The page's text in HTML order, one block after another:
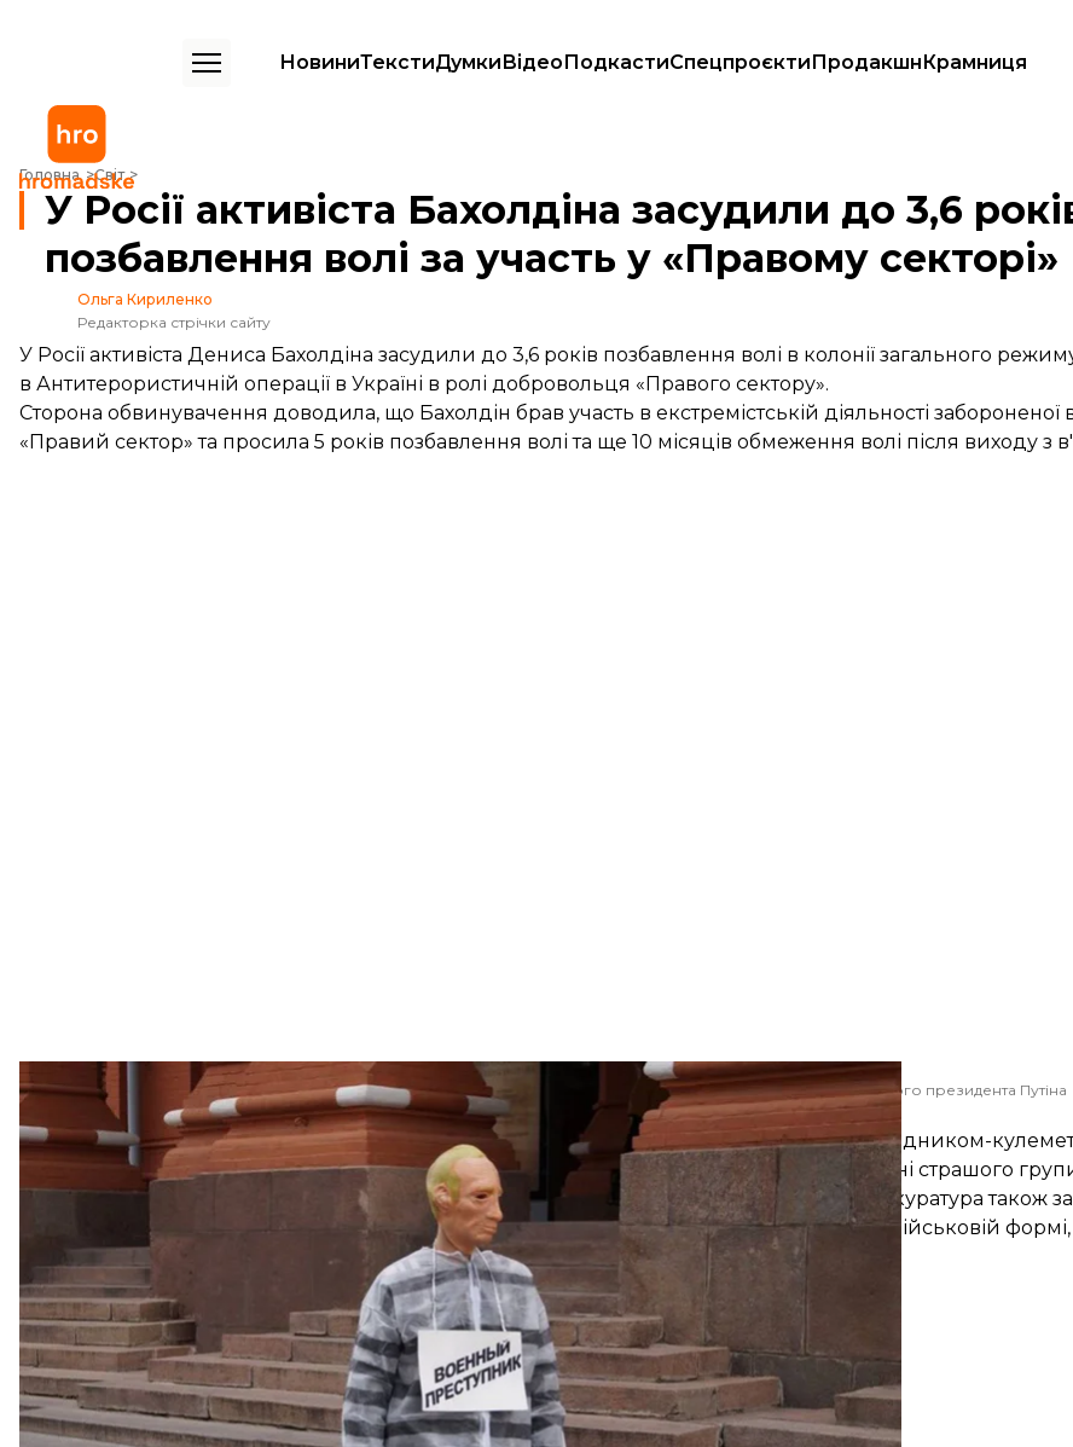
НовиниТекстиДумкиВідеоПодкастиСпецпроєктиПродакшнКрамниця
Головна Світ
У Росії активіста Бахолдіна засудили до 3,6 років позбавлення волі за участь у «Правому секторі»
У Росії активіста Бахолдіна засудили до 3,6
позбавлення волі за участь у «Правому секторі»
Ольга Кириленко
Редакторка стрічки сайту
У Росії активіста Дениса Бахолдіна засудили до 3,6 років позбавлення волі в колонії загального
в Антитерористичній операції в Україні в ролі добровольця «Правого сектору».
Сторона обвинувачення доводила, що Бахолдін брав участь в екстремістській діяльності забороненої в
«Правий сектор» та просила 5 років позбавлення волі та ще 10 місяців обмеження волі після виходу з
Перформанс Бахолдіна у Москві 7 жовтня 2014 року в день народження російського президента Путіна
openrussia.org
Обвинувачення спиралося на свідчення секретного свідка, який заявив, що був розвідником-
видання Карспаров.ru. За словами секретного свідка, він упізнав у Бахолдіні страшого
нібито на одному із завдань підняв балаклаву так, щоб було видно його обличчя. Прокуратура також
флешку з довідкою Бахолдіна від «Правого сектору» про участь в АТО та фотографії у військовій
бойових дій.